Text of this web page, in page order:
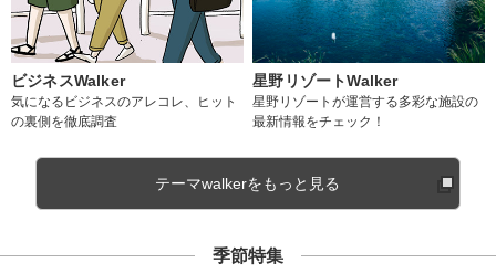
ビジネスWalker
気になるビジネスのアレコレ、ヒット
の裏側を徹底調査
星野リゾートWalker
星野リゾートが運営する多彩な施設の
最新情報をチェック！
テーマwalkerをもっと見る
季節特集